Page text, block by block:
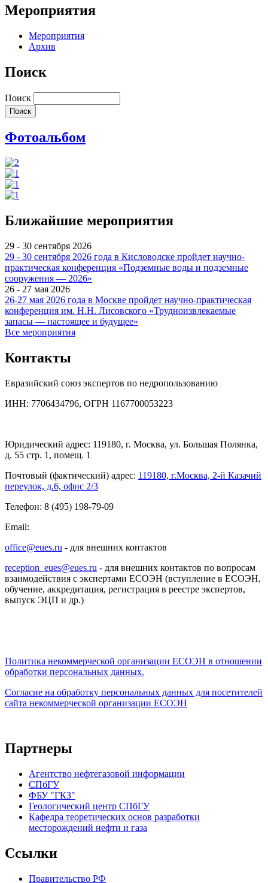
Мероприятия
Мероприятия
Архив
Поиск
Поиск
Фотоальбом
Ближайшие мероприятия
29 - 30 сентября 2026
29 - 30 сентября 2026 года в Кисловодске пройдет научно-
практическая конференция «Подземные воды и подземные
сооружения — 2026»
26 - 27 мая 2026
26-27 мая 2026 года в Москве пройдет научно-практическая
конференция им. Н.Н. Лисовского «Трудноизвлекаемые
запасы — настоящее и будущее»
Все мероприятия
Контакты
Евразийский союз экспертов по недропользованию
ИНН: 7706434796, ОГРН 1167700053223
Юридический адрес: 119180, г. Москва, ул. Большая Полянка,
д. 55 стр. 1, помещ. 1
Почтовый (фактический) адрес: 119180, г.Москва, 2-й Казачий
переулок, д.6, офис 2/3
Телефон: 8 (495) 198-79-09
Email:
office@eues.ru - для внешних контактов
reception_eues@eues.ru - для внешних контактов по вопросам
взаимодействия с экспертами ЕСОЭН (вступление в ЕСОЭН,
обучение, аккредитация, регистрация в реестре экспертов,
выпуск ЭЦП и др.)
Политика некоммерческой организации ЕСОЭН в отношении
обработки персональных данных.
Согласие на обработку персональных данных для посетителей
сайта некоммерческой организации ЕСОЭН
Партнеры
Агентство нефтегазовой информации
СПбГУ
ФБУ "ГКЗ"
Геологический центр СПбГУ
Кафедра теоретических основ разработки
месторождений нефти и газа
Ссылки
Правительство РФ